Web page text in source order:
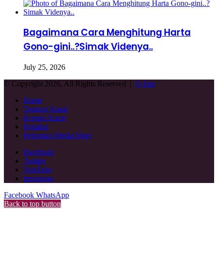
Bagaimana Cara Menghitung Harta
Gono-gini..?Simak Videnya..
July 25, 2026
© Copyright 2026, All Rights Reserved | Q-Har
Home
Tentang Kami
Kontak Kami
Redaksi
Pedoman Media Siber
Facebook
Twitter
YouTube
Instagram
Facebook WhatsApp
Back to top button